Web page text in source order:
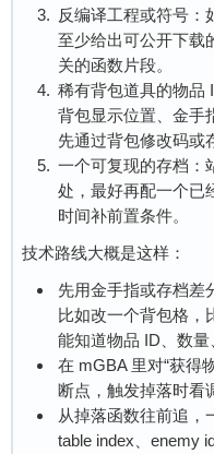
反编译工程或符号：
至少给出可公开下载
关的函数片段。
稀有背包道具的物品
背包显示位置、金手
先通过背包修改码或
一个可复现的存档：
处，最好再配一个已
时间补前置条件。
技术路线大概是这样：
先用金手指或存档差
比如改一个背包格，
能知道物品 ID、数量
在 mGBA 里对“获得
断点，触发掉落时看
从掉落函数往前追，
table index、enemy